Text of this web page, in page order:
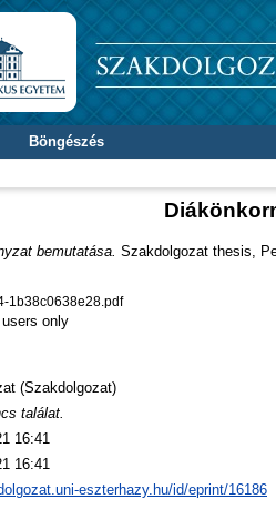
Böngészés
bemutatása. Szakdolgozat thesis,
1b38c0638e28.pdf
only
(Szakdolgozat)
találat.
16:41
16:41
eszterhazy.hu/id/eprint/16186